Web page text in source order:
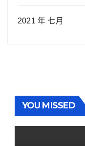
2021 年 七月
YOU MISSED